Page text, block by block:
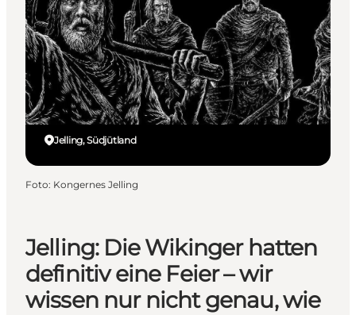
Städte
Erlebnisse
Unterkünfte
Reiseplanung
Tickets
Jelling: Die Wikinger hatten
definitiv eine Feier – wir
wissen nur nicht genau, wie
Jelling, Südjütland
Foto: Kongernes Jelling